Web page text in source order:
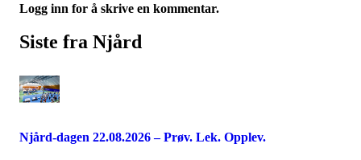
Logg inn for å skrive en kommentar.
Siste fra Njård
Njård-dagen 22.08.2026 – Prøv. Lek. Opplev.